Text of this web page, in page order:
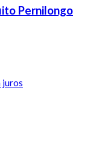
Pernilongo
juros